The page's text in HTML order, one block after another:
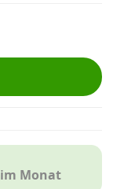
im Monat